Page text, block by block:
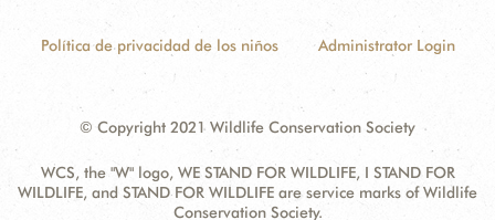
Política de privacidad de los niños Administrator Login
© Copyright 2021 Wildlife Conservation Society
WCS, the "W" logo, WE STAND FOR WILDLIFE, I STAND FOR
WILDLIFE, and STAND FOR WILDLIFE are service marks of Wildlife
Conservation Society.